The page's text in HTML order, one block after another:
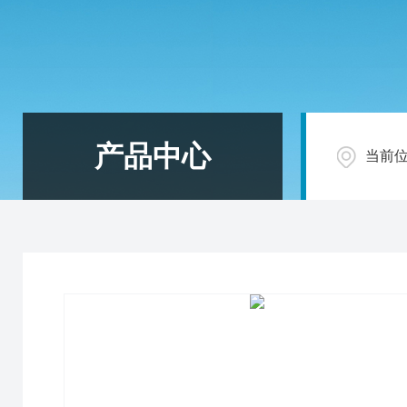
产品中心 当前